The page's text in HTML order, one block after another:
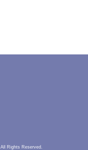
All Rights Reserved.